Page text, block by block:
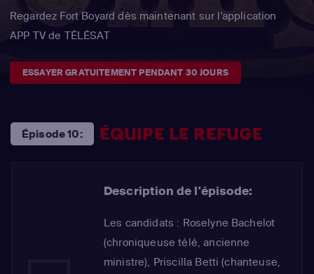
Regardez Fort Boyard dès maintenant sur l'application
APP TV de TÉLÉSAT
ESSAYER GRATUITEMENT PENDANT 30 JOURS
Épisode 10: ÉQUIPE LE REFUGE
Description de l'épisode:
Les candidats : Roselyne Bachelot
(chroniqueuse télé, ancienne
ministre), Priscilla Betti (chanteuse,